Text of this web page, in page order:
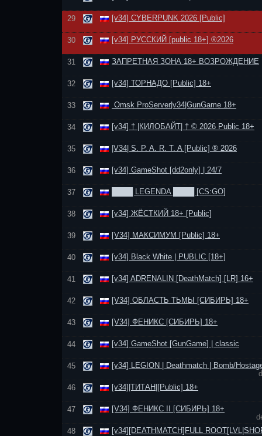
29 [v34] CYBERPUNK 2026 [Public]
30 [v34] РУССКИЙ [public 18+] ®2026
31 ЗАПРЕТНАЯ ЗОНА 18+ ВОЗРОЖДЕНИЕ
32 [v34] ТОРНАДО [Public] 18+
33 Omsk ProServer|v34|GunGame 18+
34 [v34] † |КИЛОБАЙТ| † © 2026 Public 18+
35 |V34| S. P. A. R. T. A [Public] ® 2026
36 [v34] GameShot [dd2only] | 24/7
37 ████ LEGENDA ████ [CS:GO]
38 [v34] ЖЁСТКИЙ 18+ [Public]
39 [V34] МАКСИМУМ [Public] 18+
40 [v34] Black White | PUBLIC [18+]
41 [v34] ADRENALIN [DeathMatch] [LR] 16+
42 [V34] ОБЛАСТЬ ТЬМЫ [СИБИРЬ] 18+
43 [V34] ФЕНИКС [СИБИРЬ] 18+
44 [v34] GameShot [GunGame] | classic
45
[v34] LEGION | Deathmatch | Bomb/
46
[v34]|ТИТАН|[Public] 18+
47
[V34] ФЕНИКС II [СИБИРЬ] 18+
48
[v34][DEATHMATCH]FULL